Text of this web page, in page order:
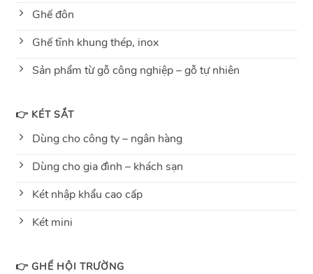
Ghế đôn
Ghế tĩnh khung thép, inox
Sản phẩm từ gỗ công nghiệp – gỗ tự nhiên
👉 KÉT SẮT
Dùng cho công ty – ngân hàng
Dùng cho gia đình – khách sạn
Két nhập khẩu cao cấp
Két mini
👉 GHẾ HỘI TRƯỜNG